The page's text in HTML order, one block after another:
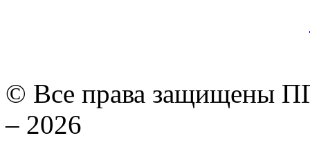
© Все права защищены
– 2026